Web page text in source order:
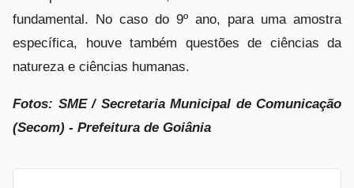
fundamental. No caso do 9º ano, para uma amostra
específica, houve também questões de ciências da
natureza e ciências humanas.
Fotos: SME / Secretaria Municipal de Comunicação
(Secom) - Prefeitura de Goiânia